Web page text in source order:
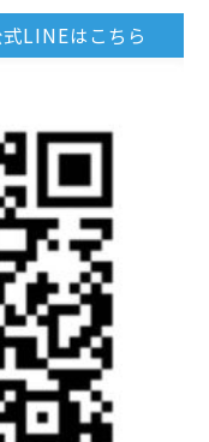
LINEはこちら